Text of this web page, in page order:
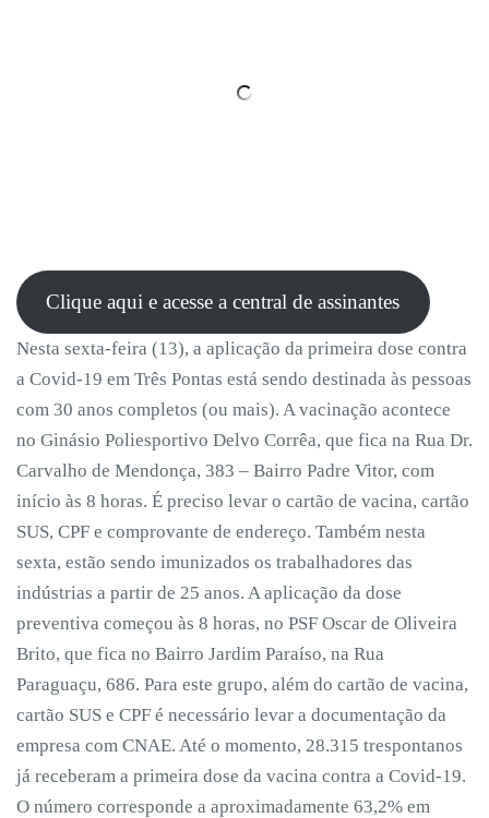
Clique aqui e acesse a central de assinantes
Nesta sexta-feira (13), a aplicação da primeira dose contra
a Covid-19 em Três Pontas está sendo destinada às pessoas
com 30 anos completos (ou mais). A vacinação acontece
no Ginásio Poliesportivo Delvo Corrêa, que fica na Rua Dr.
Carvalho de Mendonça, 383 – Bairro Padre Vitor, com
início às 8 horas. É preciso levar o cartão de vacina, cartão
SUS, CPF e comprovante de endereço. Também nesta
sexta, estão sendo imunizados os trabalhadores das
indústrias a partir de 25 anos. A aplicação da dose
preventiva começou às 8 horas, no PSF Oscar de Oliveira
Brito, que fica no Bairro Jardim Paraíso, na Rua
Paraguaçu, 686. Para este grupo, além do cartão de vacina,
cartão SUS e CPF é necessário levar a documentação da
empresa com CNAE. Até o momento, 28.315 trespontanos
já receberam a primeira dose da vacina contra a Covid-19.
O número corresponde a aproximadamente 63,2% em